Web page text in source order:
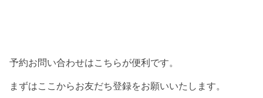
予約お問い合わせはこちらが便利です。
まずはここからお友だち登録をお願いいたします。